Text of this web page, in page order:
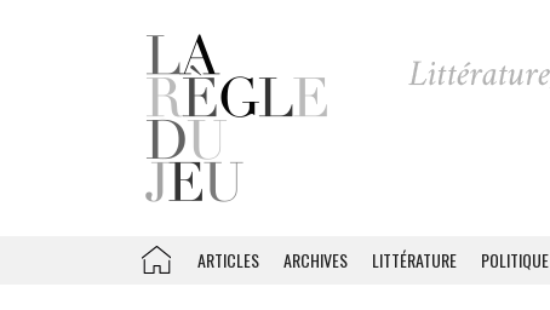
ARTICLES ARCHIVES LITTÉRATURE POLITIQUE